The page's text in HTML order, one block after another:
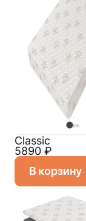
Classic
5890 ₽
В корзину